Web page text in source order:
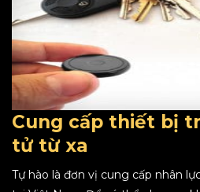
Cung cấp thiết bị
tử từ xa
Tự hào là đơn vị cung cấp nhân